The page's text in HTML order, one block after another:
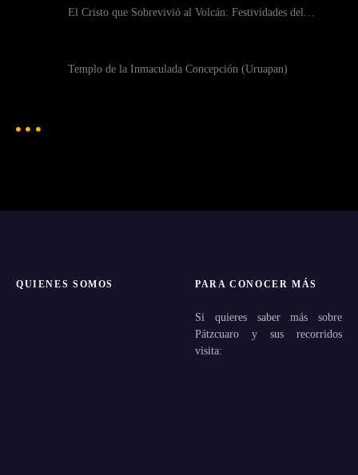
El Cristo que Sobrevivió al Volcán: Festividades del…
Templo de la Inmaculada Concepción (Uruapan)
QUIENES SOMOS PARA CONOCER MÁS
Si quieres saber más sobre
Pátzcuaro y sus recorridos
visita: